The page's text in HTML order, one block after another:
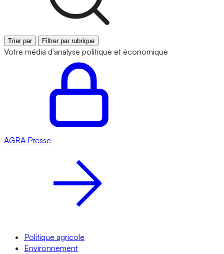
Trier par Filtrer par rubrique
Votre média d'analyse politique et économique
AGRA Presse
Politique agricole
Environnement